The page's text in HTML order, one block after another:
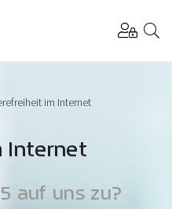
im Internet
Internet
auf uns zu?